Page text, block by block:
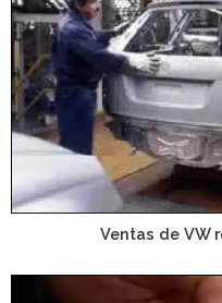
Ventas de VW